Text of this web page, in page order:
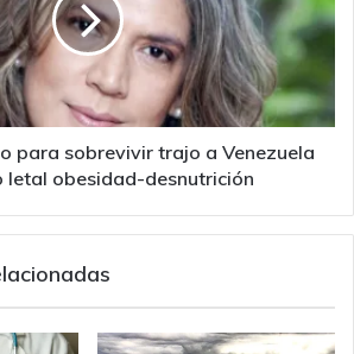
para sobrevivir trajo a Venezuela
letal obesidad-desnutrición